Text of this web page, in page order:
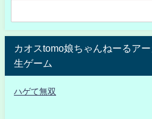
カオスtomo娘ちゃんねーるア
生ゲーム
ハゲて無双